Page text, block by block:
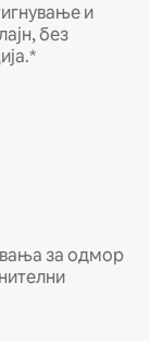
и
без
за одмор